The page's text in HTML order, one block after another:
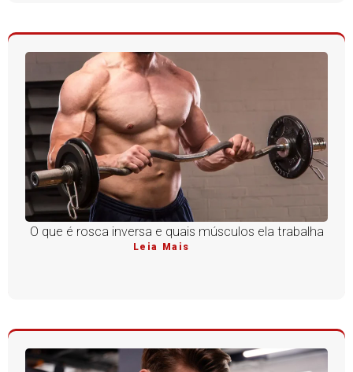
O que é rosca inversa e quais músculos ela trabalha
Leia Mais